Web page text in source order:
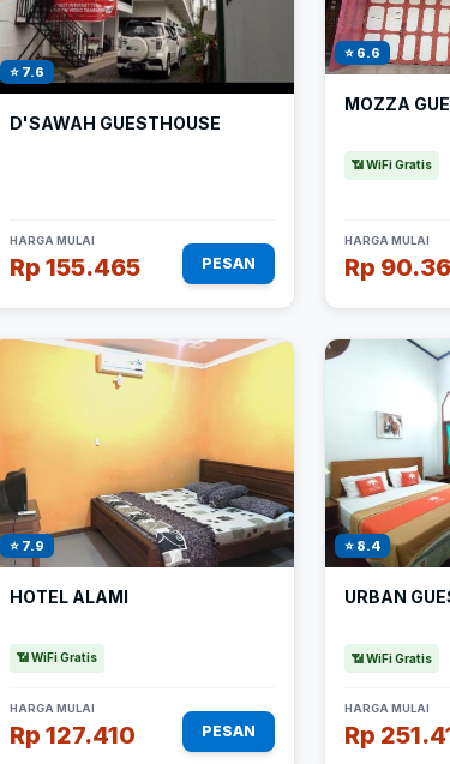
⭐ 7.6
D'SAWAH GUESTHOUSE
HARGA MULAI
Rp 155.465 PESAN
⭐ 6.6
MOZZA
📶 WiFi Gratis
HARGA MULAI
Rp
⭐ 7.9
HOTEL ALAMI
📶 WiFi Gratis
HARGA MULAI
Rp 127.410 PESAN
⭐ 8.4
URBAN
📶 WiFi Gratis
HARGA MULAI
Rp